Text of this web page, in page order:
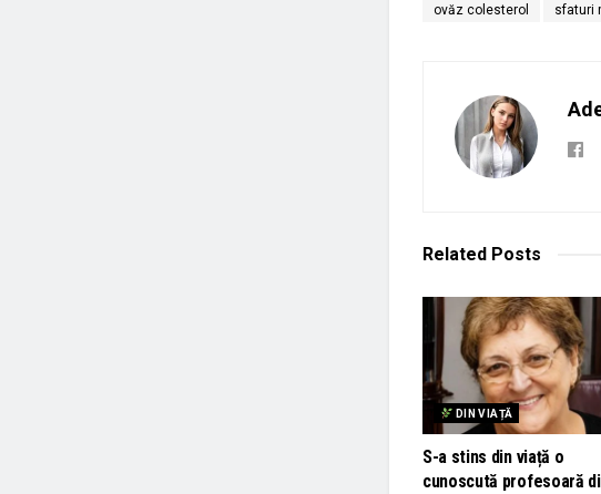
ovăz colesterol sfaturi
Related Posts
DIN VIAȚĂ
S-a stins din viață o
cunoscută profesoară